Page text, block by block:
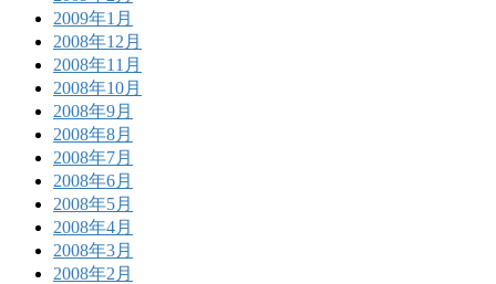
2009年1月
2008年12月
2008年11月
2008年10月
2008年9月
2008年8月
2008年7月
2008年6月
2008年5月
2008年4月
2008年3月
2008年2月